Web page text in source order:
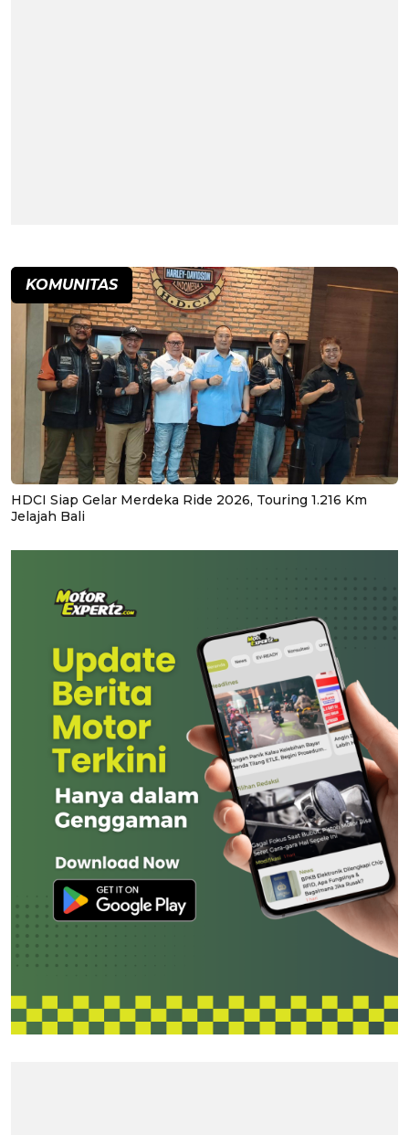
KOMUNITAS
HDCI Siap Gelar Merdeka Ride 2026, Touring 1.216 Km
Jelajah Bali